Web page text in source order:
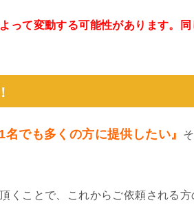
って変動する可能性があります。
名でも多くの方に提供したい』
くことで、これからご依頼される